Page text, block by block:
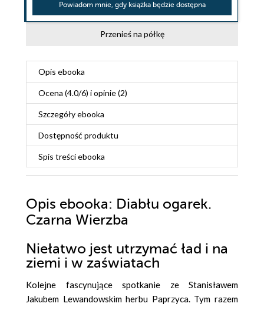
Powiadom mnie, gdy książka będzie dostępna
Przenieś na półkę
Opis ebooka
Ocena (4.0/6) i opinie (2)
Szczegółyebooka
Dostępność produktu
Spis treściebooka
Opis ebooka: Diabłu ogarek.
Czarna Wierzba
Niełatwo jest utrzymać ład i na
ziemi i w zaświatach
Kolejne fascynujące spotkanie ze Stanisławem
Jakubem Lewandowskim herbu Paprzyca. Tym razem